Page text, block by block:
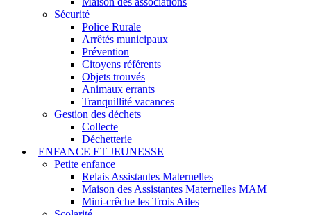
Sécurité
Police Rurale
Arrêtés municipaux
Prévention
Citoyens référents
Objets trouvés
Animaux errants
Tranquillité vacances
Gestion des déchets
Collecte
Déchetterie
ENFANCE ET JEUNESSE
Petite enfance
Relais Assistantes Maternelles
Maison des Assistantes Maternelles MAM
Mini-crêche les Trois Ailes